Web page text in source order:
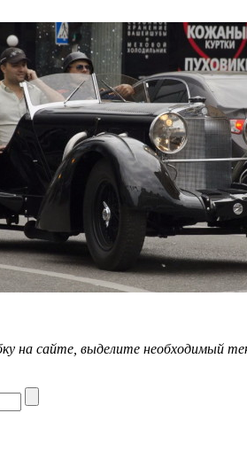
на сайте, выделите необходимый